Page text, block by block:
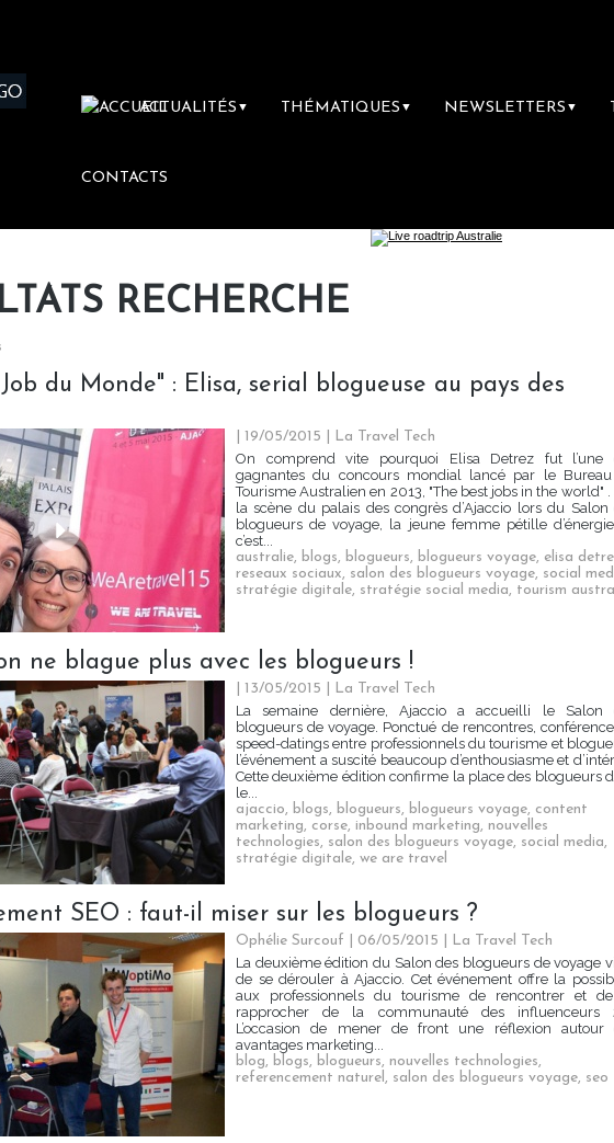
ACTUALITÉS ▼ THÉMATIQUES ▼ NEWSLETTERS ▼
CONTACTS
RECHERCHE
du Monde" : Elisa, serial blogueuse au pays des
| 19/05/2015
La Travel Tech
On comprend vite pourquoi Elisa Detrez fut l’une
gagnantes du concours mondial lancé par le
Tourisme Australien en 2013, "The best jobs in the world" .
la scène du palais des congrès d’Ajaccio lors du Salon
blogueurs de voyage, la jeune femme pétille
c’est...
australie, blogs, blogueurs, blogueurs voyage, elisa
reseaux sociaux, salon des blogueurs voyage, social
stratégie digitale, stratégie social media, tourism
ne blague plus avec les blogueurs !
| 13/05/2015
La Travel Tech
La semaine dernière, Ajaccio a accueilli le Salon
blogueurs de voyage. Ponctué de rencontres,
speed-datings entre professionnels du tourisme et
l’événement a suscité beaucoup d’enthousiasme et
Cette deuxième édition confirme la place des blogueurs
le...
ajaccio, blogs, blogueurs, blogueurs voyage, content
marketing, corse, inbound marketing, nouvelles
technologies, salon des blogueurs voyage, social media,
stratégie digitale, we are travel
SEO : faut-il miser sur les blogueurs ?
Ophélie Surcouf | 06/05/2015
La Travel Tech
La deuxième édition du Salon des blogueurs de voyage
de se dérouler à Ajaccio. Cet événement offre la
aux professionnels du tourisme de rencontrer et
rapprocher de la communauté des influenceurs
L’occasion de mener de front une réflexion autour
avantages marketing...
blog, blogs, blogueurs, nouvelles technologies,
referencement naturel, salon des blogueurs voyage, seo